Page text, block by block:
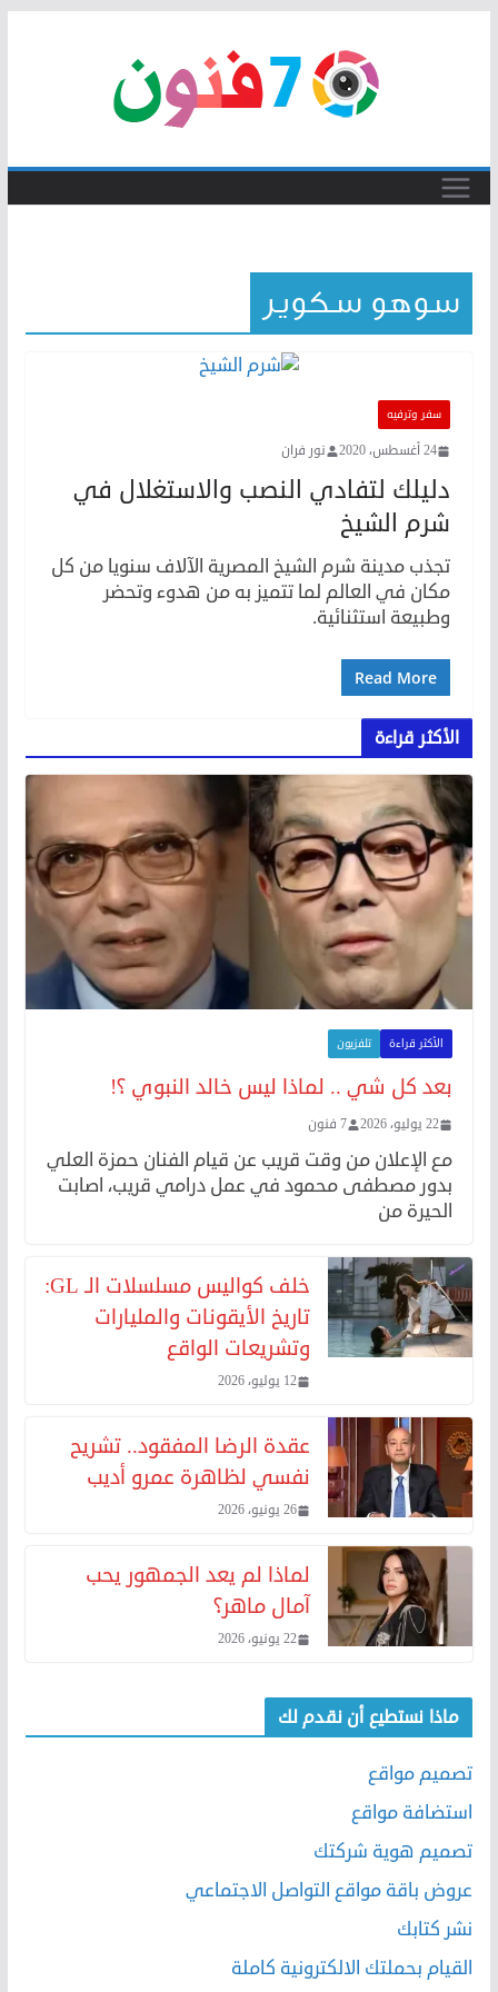
سوهو سكوير
سفر وترفيه
24 أغسطس، 2020 نور فران
دليلك لتفادي النصب والاستغلال في
شرم الشيخ
تجذب مدينة شرم الشيخ المصرية الآلاف سنويا من كل
مكان في العالم لما تتميز به من هدوء وتحضر
وطبيعة استثنائية.
Read More
الأكثر قراءة
الأكثر قراءة تلفزيون
بعد كل شي .. لماذا ليس خالد النبوي ؟!
22 يوليو، 2026 7 فنون
مع الإعلان من وقت قريب عن قيام الفنان حمزة العلي
بدور مصطفى محمود في عمل درامي قريب، اصابت
الحيرة من
خلف كواليس مسلسلات الـ GL:
تاريخ الأيقونات والمليارات
وتشريعات الواقع
12 يوليو، 2026
عقدة الرضا المفقود.. تشريح
نفسي لظاهرة عمرو أديب
26 يونيو، 2026
لماذا لم يعد الجمهور يحب
آمال ماهر؟
22 يونيو، 2026
ماذا نستطيع أن نقدم لك
تصميم مواقع
استضافة مواقع
تصميم هوية شركتك
عروض باقة مواقع التواصل الاجتماعي
نشر كتابك
القيام بحملتك الالكترونية كاملة